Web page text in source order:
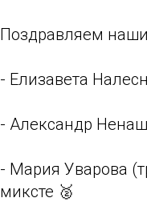
Поздравляем
- Елизавета
- Александр
- Мария Уварова
миксте 🥈